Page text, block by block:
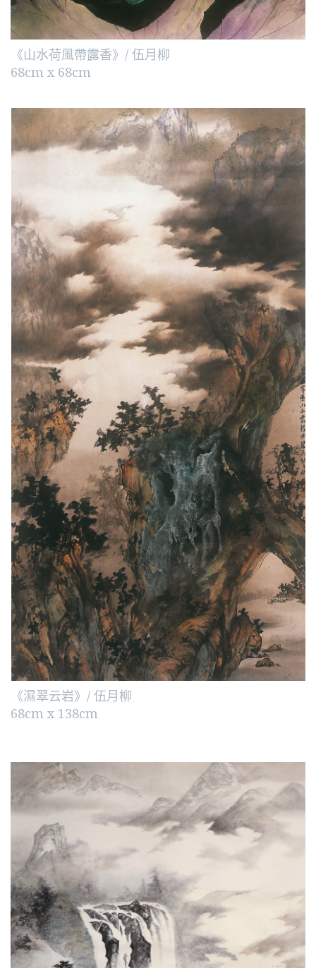
《山水荷風帶露香》/ 伍月柳
68cm x 68cm
《濕翠云岩》/ 伍月柳
68cm x 138cm